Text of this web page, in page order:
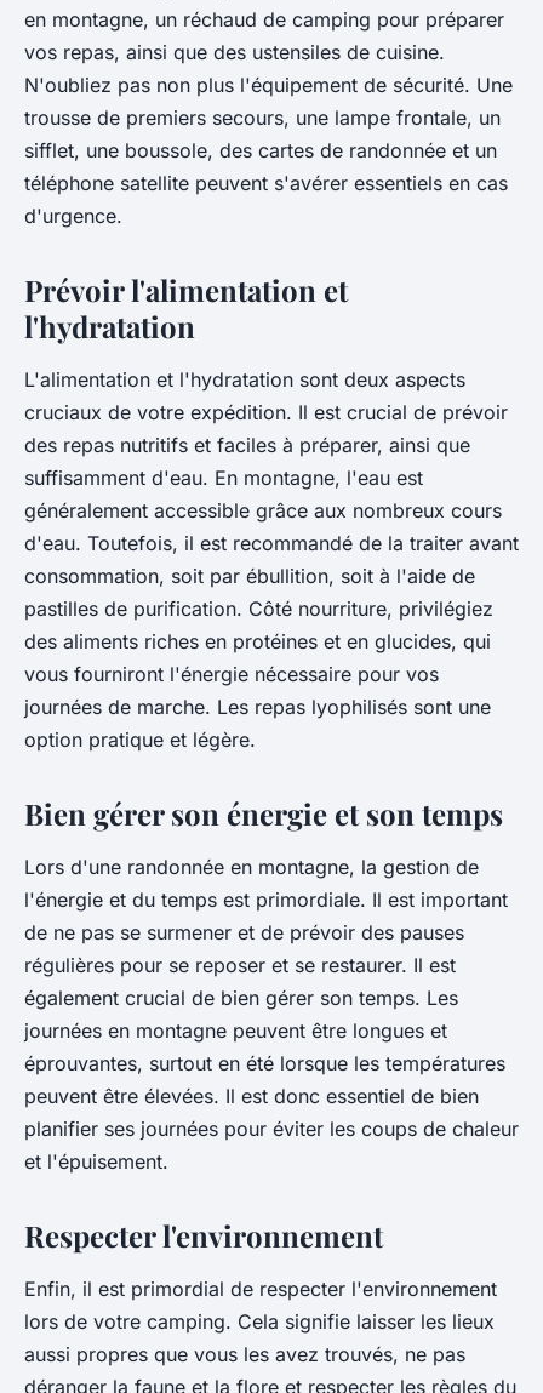
en montagne, un réchaud de camping pour préparer
vos repas, ainsi que des ustensiles de cuisine.
N'oubliez pas non plus l'équipement de sécurité. Une
trousse de premiers secours, une lampe frontale, un
sifflet, une boussole, des cartes de randonnée et un
téléphone satellite peuvent s'avérer essentiels en cas
d'urgence.
Prévoir l'alimentation et
l'hydratation
L'alimentation et l'hydratation sont deux aspects
cruciaux de votre expédition. Il est crucial de prévoir
des repas nutritifs et faciles à préparer, ainsi que
suffisamment d'eau. En montagne, l'eau est
généralement accessible grâce aux nombreux cours
d'eau. Toutefois, il est recommandé de la traiter avant
consommation, soit par ébullition, soit à l'aide de
pastilles de purification. Côté nourriture, privilégiez
des aliments riches en protéines et en glucides, qui
vous fourniront l'énergie nécessaire pour vos
journées de marche. Les repas lyophilisés sont une
option pratique et légère.
Bien gérer son énergie et son temps
Lors d'une randonnée en montagne, la gestion de
l'énergie et du temps est primordiale. Il est important
de ne pas se surmener et de prévoir des pauses
régulières pour se reposer et se restaurer. Il est
également crucial de bien gérer son temps. Les
journées en montagne peuvent être longues et
éprouvantes, surtout en été lorsque les températures
peuvent être élevées. Il est donc essentiel de bien
planifier ses journées pour éviter les coups de chaleur
et l'épuisement.
Respecter l'environnement
Enfin, il est primordial de respecter l'environnement
lors de votre camping. Cela signifie laisser les lieux
aussi propres que vous les avez trouvés, ne pas
déranger la faune et la flore et respecter les règles du